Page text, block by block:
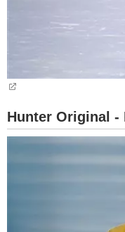
Hunter Original -